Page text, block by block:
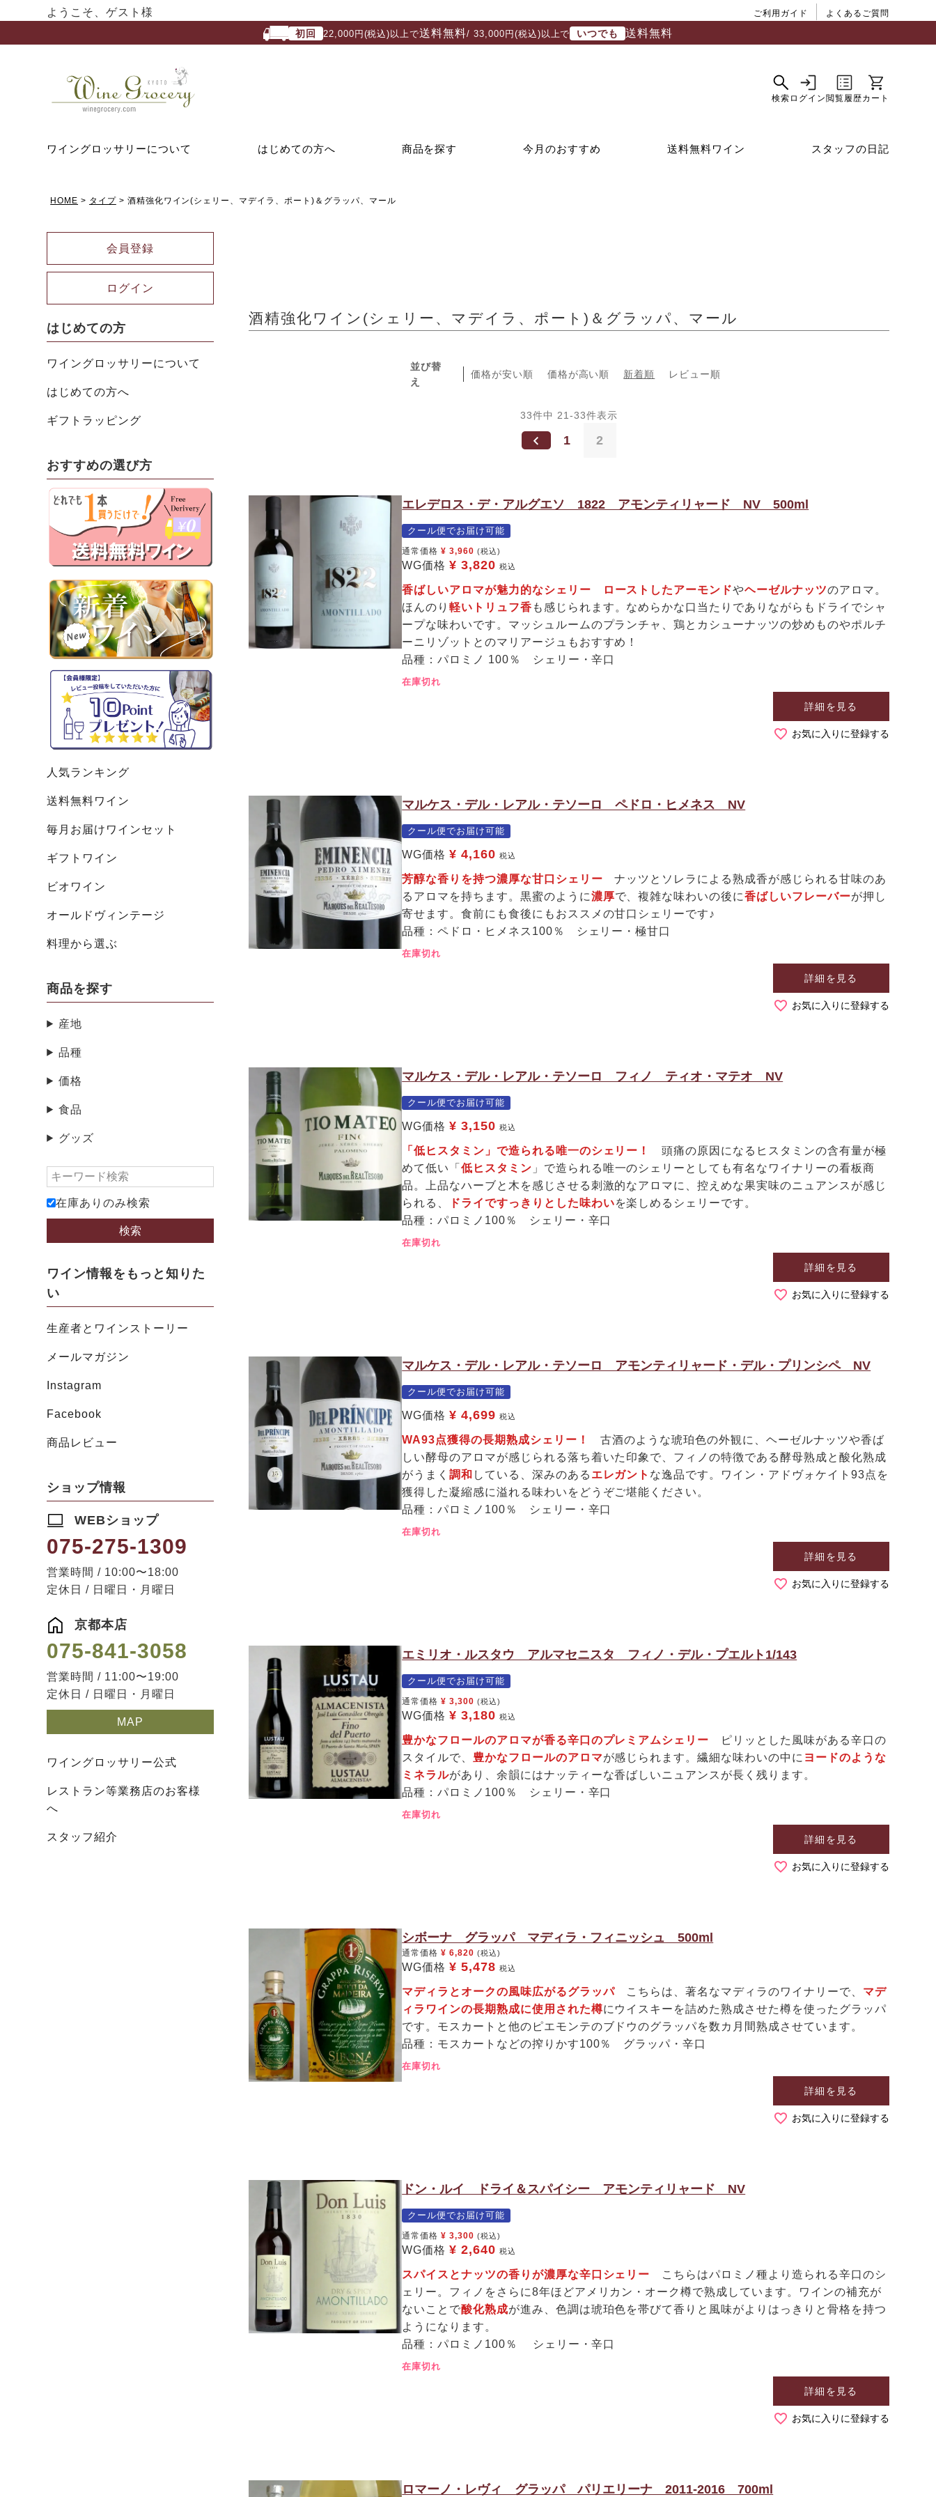
ようこそ、ゲスト様 ご利用ガイド よくあるご質問
初回 22,000円(税込)以上で送料無料/ 33,000円(税込)以上で いつでも 送料無料
ワイングロッサリーについて はじめての方へ 商品を探す 今月のおすすめ 送料無料ワイン スタッフの日記
HOME タイプ 酒精強化ワイン(シェリー、マデイラ、ポート)＆グラッパ、マール
会員登録
ログイン
はじめての方
ワイングロッサリーについて
はじめての方へ
ギフトラッピング
おすすめの選び方
人気ランキング
送料無料ワイン
毎月お届けワインセット
ギフトワイン
ビオワイン
オールドヴィンテージ
料理から選ぶ
商品を探す
産地
品種
価格
食品
グッズ
在庫ありのみ検索
検索
ワイン情報をもっと知りた
い
生産者とワインストーリー
メールマガジン
Instagram
Facebook
商品レビュー
ショップ情報
WEBショップ
075-275-1309
営業時間 / 10:00〜18:00
定休日 / 日曜日・月曜日
京都本店
075-841-3058
営業時間 / 11:00〜19:00
定休日 / 日曜日・月曜日
MAP
ワイングロッサリー公式
レストラン等業務店のお客様
へ
スタッフ紹介
酒精強化ワイン(シェリー、マデイラ、ポート)＆グラッパ、マール
並び替
え
価格が安い順 価格が高い順 新着順 レビュー順
33件中 21 -33件表示
1 2
エレデロス・デ・アルグエソ 1822 アモンティリャード NV 500ml
クール便でお届け可能
通常価格 ¥ 3,960 (税込)
WG価格 ¥ 3,820 税込
香ばしいアロマが魅力的なシェリー ローストしたアーモンドやヘーゼルナッツのアロマ。
ほんのり軽いトリュフ香 も感じられます。なめらかな口当たりでありながらもドライでシャ
ープな味わいです。マッシュルームのプランチャ、鶏とカシューナッツの炒めものやポルチ
ーニリゾットとのマリアージュもおすすめ！
品種：パロミノ 100％ シェリー・辛口
在庫切れ
詳細を見る
お気に入りに登録する
マルケス・デル・レアル・テソーロ ペドロ・ヒメネス NV
クール便でお届け可能
WG価格 ¥ 4,160 税込
芳醇な香りを持つ濃厚な甘口シェリー ナッツとソレラによる熟成香が感じられる甘味のあ
るアロマを持ちます。黒蜜のように濃厚で、複雑な味わいの後に香ばしいフレーバーが押し
寄せます。食前にも食後にもおススメの甘口シェリーです♪
品種：ペドロ・ヒメネス100％ シェリー・極甘口
在庫切れ
詳細を見る
お気に入りに登録する
マルケス・デル・レアル・テソーロ フィノ ティオ・マテオ NV
クール便でお届け可能
WG価格 ¥ 3,150 税込
「低ヒスタミン」で造られる唯一のシェリー！
頭痛の原因になるヒスタミンの含有量が極
めて低い「低ヒスタミン 」で造られる唯一のシェリーとしても有名なワイナリーの看板商
品。上品なハーブと木を感じさせる刺激的なアロマに、控えめな果実味のニュアンスが感じ
られる、
ドライですっきりとした味わいを楽しめるシェリーです。
品種：パロミノ100％ シェリー・辛口
在庫切れ
詳細を見る
お気に入りに登録する
マルケス・デル・レアル・テソーロ アモンティリャード・デル・プリンシペ NV
クール便でお届け可能
WG価格 ¥ 4,699 税込
WA93点獲得の長期熟成シェリー！
古酒のような琥珀色の外観に、ヘーゼルナッツや香ば
しい酵母のアロマが感じられる落ち着いた印象で、フィノの特徴である酵母熟成と酸化熟成
がうまく調和 している、深みのある エレガント な逸品です。ワイン・アドヴォケイト93点を
獲得した凝縮感に溢れる味わいをどうぞご堪能ください。
品種：パロミノ100％ シェリー・辛口
在庫切れ
詳細を見る
お気に入りに登録する
エミリオ・ルスタウ アルマセニスタ フィノ・デル・プエルト1/143
クール便でお届け可能
通常価格 ¥ 3,300 (税込)
WG価格 ¥ 3,180 税込
豊かなフロールのアロマが香る辛口のプレミアムシェリー ピリッとした風味がある辛口の
スタイルで、 豊かなフロールのアロマが感じられます。繊細な味わいの中に ヨードのような
ミネラルがあり、余韻にはナッティーな香ばしいニュアンスが長く残ります。
品種：パロミノ100％ シェリー・辛口
在庫切れ
詳細を見る
お気に入りに登録する
シボーナ グラッパ マディラ・フィニッシュ 500ml
通常価格 ¥ 6,820 (税込)
WG価格 ¥ 5,478 税込
マディラとオークの風味広がるグラッパ こちらは、著名なマディラのワイナリーで、 マデ
ィラワインの長期熟成に使用された樽にウイスキーを詰めた熟成させた樽を使ったグラッパ
です。モスカートと他のピエモンテのブドウのグラッパを数カ月間熟成させています。
品種：モスカートなどの搾りかす100％ グラッパ・辛口
在庫切れ
詳細を見る
お気に入りに登録する
ドン・ルイ ドライ＆スパイシー アモンティリャード NV
クール便でお届け可能
通常価格 ¥ 3,300 (税込)
WG価格 ¥ 2,640 税込
スパイスとナッツの香りが濃厚な辛口シェリー こちらはパロミノ種より造られる辛口のシ
ェリー。フィノをさらに8年ほどアメリカン・オーク樽で熟成しています。ワインの補充が
ないことで酸化熟成が進み、色調は琥珀色を帯びて香りと風味がよりはっきりと骨格を持つ
ようになります。
品種：パロミノ100％ シェリー・辛口
在庫切れ
詳細を見る
お気に入りに登録する
ロマーノ・レヴィ グラッパ パリエリーナ 2011-2016 700ml